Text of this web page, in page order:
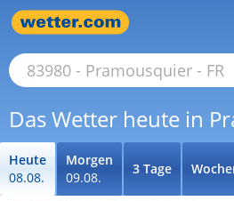
Das Wetter heute in
Heute
08.08.
Morgen
09.08.
3 Tage